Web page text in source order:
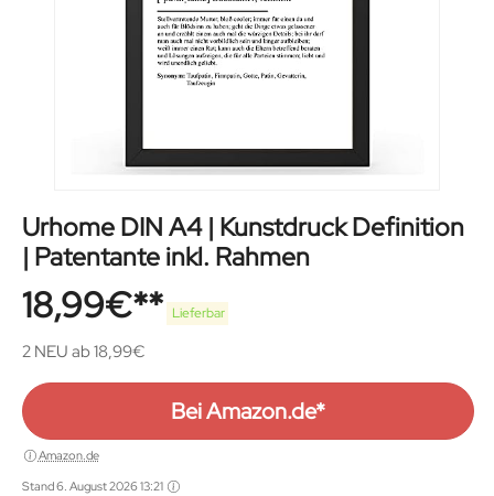
Urhome DIN A4 | Kunstdruck Definition
| Patentante inkl. Rahmen
18,99€ Lieferbar
2 NEU ab 18,99€
Bei Amazon.de*
Amazon.de
Stand 6. August 2026 13:21